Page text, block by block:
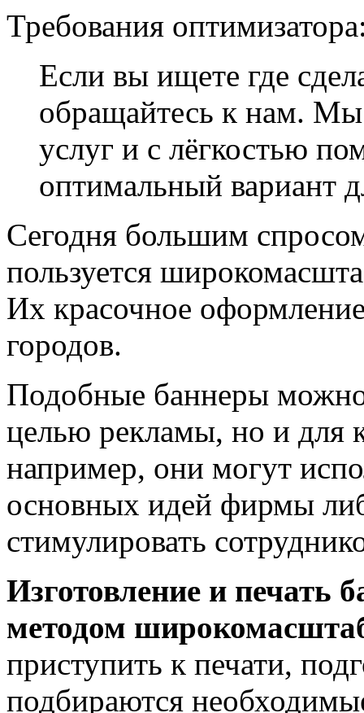
Требования
Если вы ищете где
обращайтесь к нам.
услуг и с лёгкостью
оптимальный вариант
Сегодня большим
пользуется
Их красочное
городов.
Подобные баннеры можно
целью рекламы, но и для
например, они могут
основных идей фирмы
стимулировать
Изготовление и печать
методом
приступить к печати,
подбираются